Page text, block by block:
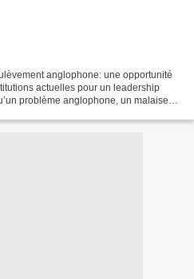
anglophone: une opportunité
actuelles pour un leadership
problème anglophone, un malaise